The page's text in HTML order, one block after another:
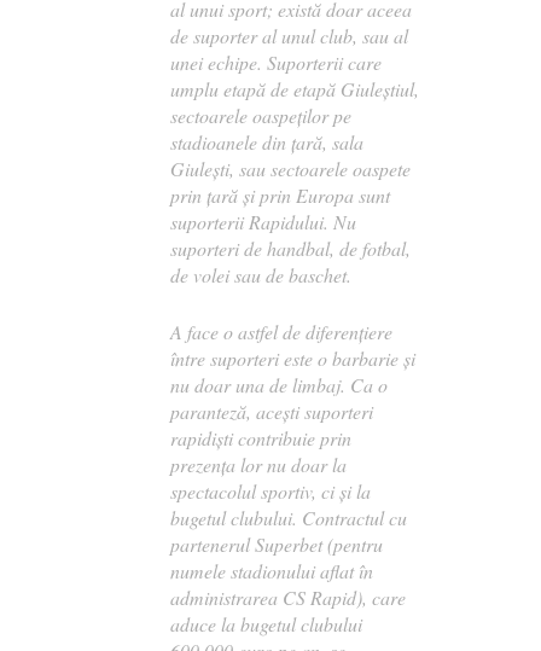
al unui sport; există doar aceea
de suporter al unul club, sau al
unei echipe. Suporterii care
umplu etapă de etapă Giuleștiul,
sectoarele oaspeților pe
stadioanele din țară, sala
Giulești, sau sectoarele oaspete
prin țară și prin Europa sunt
suporterii Rapidului. Nu
suporteri de handbal, de fotbal,
de volei sau de baschet.
A face o astfel de diferențiere
între suporteri este o barbarie și
nu doar una de limbaj. Ca o
paranteză, acești suporteri
rapidiști contribuie prin
prezența lor nu doar la
spectacolul sportiv, ci și la
bugetul clubului. Contractul cu
partenerul Superbet (pentru
numele stadionului aflat în
administrarea CS Rapid), care
aduce la bugetul clubului